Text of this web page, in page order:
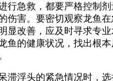
行急救，都要严格控制
伤害。要密切观察龙鱼
显改善，应及时寻求专
鱼的健康状况，找出根
滞浮头的紧急情况时，